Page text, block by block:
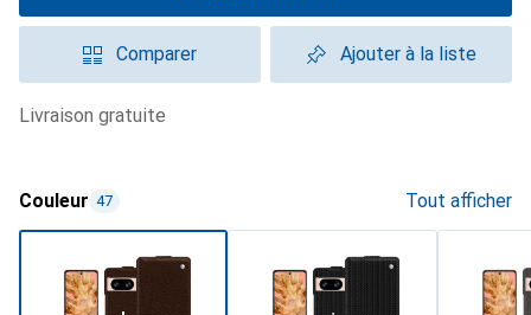
Comparer Ajouter à la liste
livraison gratuite
Couleur 47 Tout afficher